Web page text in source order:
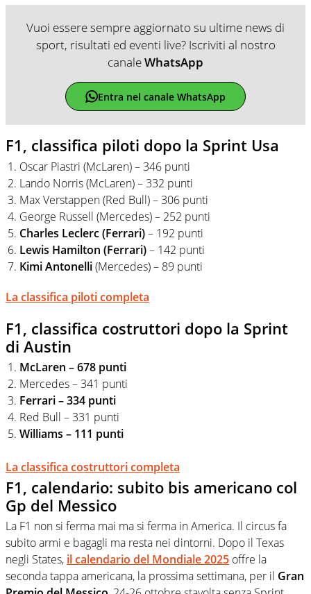
Vuoi essere sempre aggiornato su ultime news di
sport, risultati ed eventi live? Iscriviti al nostro
canaleWhatsApp
Entra nel canale WhatsApp
F1, classifica piloti dopo la Sprint Usa
Oscar Piastri (McLaren) – 346 punti
Lando Norris (McLaren) – 332 punti
Max Verstappen (Red Bull) – 306 punti
George Russell (Mercedes) – 252 punti
Charles Leclerc (Ferrari)– 192 punti
Lewis Hamilton (Ferrari)– 142 punti
Kimi Antonelli(Mercedes) – 89 punti
La classifica piloti completa
F1, classifica costruttori dopo la Sprint
di Austin
McLaren – 678 punti
Mercedes – 341 punti
Ferrari – 334 punti
Red Bull – 331 punti
Williams – 111 punti
La classifica costruttori completa
F1, calendario: subito bis americano col
Gp del Messico
La F1 non si ferma mai ma si ferma in America. Il circus fa
subito armi e bagagli ma resta nei dintorni. Dopo il Texas
negli States, il calendario del Mondiale 2025 offre la
seconda tappa americana, la prossima settimana, per il Gran